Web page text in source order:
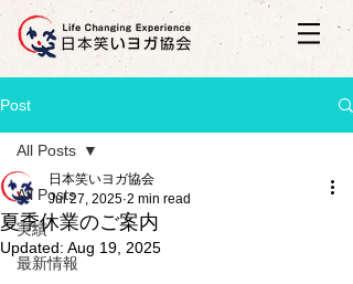
Post
All Posts
実績
最新情報
All Posts
夏季休業のご案内
日本笑いヨガ協会
Jul 27, 2025 2 min read
Updated: Aug 19, 2025